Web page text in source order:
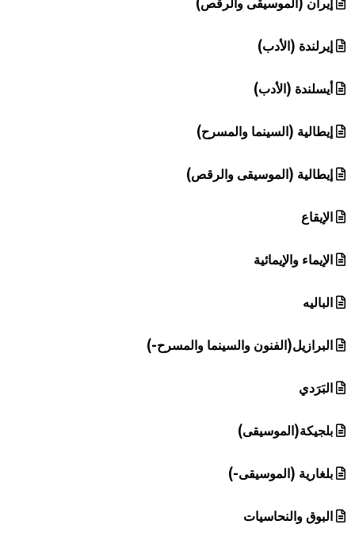
إيران (الموسيقى والرقص)
إيرلندة (الأدب)
أيسلندة (الأدب)
إيطالية (السينما والمسرح)
إيطالية (الموسيقى والرقص)
الإيقاع
الإيماء والإيمائية
الباليه
البرازيل(الفنون والسينما والمسرح-)
البَرَدي
بلجيكة(الموسيقى)
بلغارية (الموسيقى-)
البوق والنحاسيات